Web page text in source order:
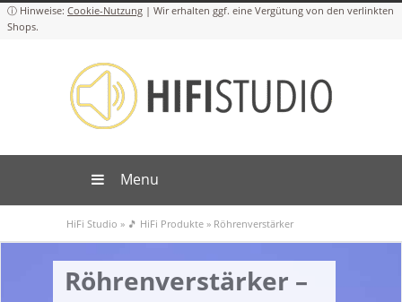
Cookie-Nutzung
Menu
HiFi Studio » 🎵 HiFi Produkte » Röhrenverstärker
Röhrenverstärker –